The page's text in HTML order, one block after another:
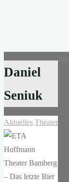
Daniel
Seniuk
Aktuelles Theater